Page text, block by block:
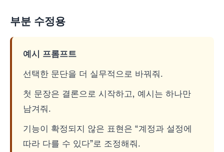
부분 수정용
예시 프롬프트
선택한 문단을 더 실무적으로 바꿔줘.
첫 문장은 결론으로 시작하고, 예시는 하나만
남겨줘.
기능이 확정되지 않은 표현은 “계정과 설정에
따라 다를 수 있다”로 조정해줘.